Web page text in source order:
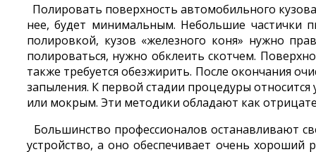
Полировать поверхность автомобильного
нее, будет минимальным. Небольшие частички
полировкой, кузов «железного коня» нужно
полироваться, нужно обклеить скотчем.
также требуется обезжирить. После окончания
запыления. К первой стадии процедуры
или мокрым. Эти методики обладают как
Большинство профессионалов останавливают
устройство, а оно обеспечивает очень хороший